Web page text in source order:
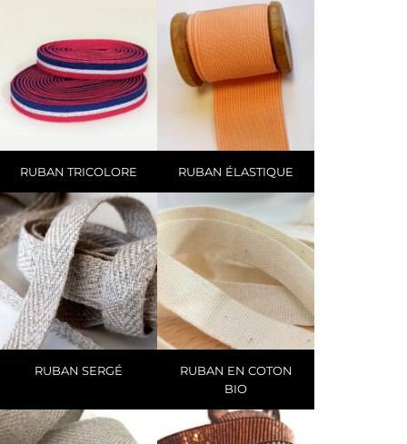
RUBAN TRICOLORE RUBAN ÉLASTIQUE
RUBAN SERGÉ
RUBAN EN COTON
BIO